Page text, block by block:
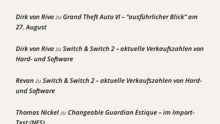
Dirk von RivazuGrand Theft Auto VI – “ausführlicher Blick” am
27. August
Dirk von RivazuSwitch & Switch 2 – aktuelle Verkaufszahlen von
Hard- und Software
Revan zuSwitch & Switch 2 – aktuelle Verkaufszahlen von Hard-
und Software
Thomas NickelzuChangeable Guardian Estique – im Import-